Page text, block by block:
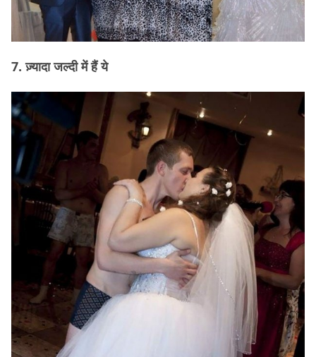
7. ज़्यादा जल्दी में हैं ये